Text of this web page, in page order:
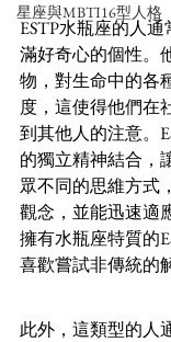
星座與MBTI16型人格
ESTP水瓶座的人
滿好奇心的個性。
物，對生命中的各
度，這使得他們在
到其他人的注意。
的獨立精神結合，
眾不同的思維方式
觀念，並能迅速適
擁有水瓶座特質的
喜歡嘗試非傳統的
此外，這類型的人